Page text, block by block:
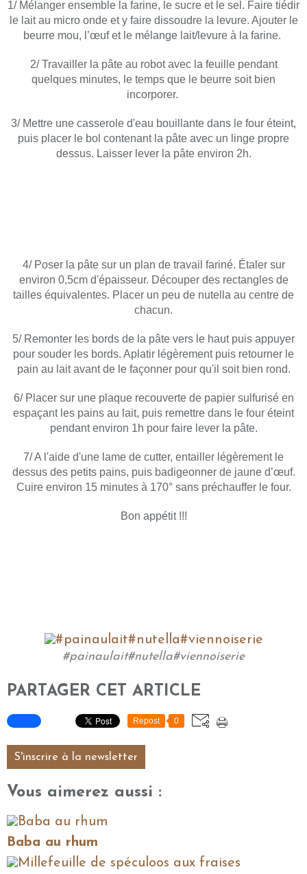
1/ Mélanger ensemble la farine, le sucre et le sel. Faire tiédir
le lait au micro onde et y faire dissoudre la levure. Ajouter le
beurre mou, l’œuf et le mélange lait/levure à la farine.
2/ Travailler la pâte au robot avec la feuille pendant
quelques minutes, le temps que le beurre soit bien
incorporer.
3/ Mettre une casserole d'eau bouillante dans le four éteint,
puis placer le bol contenant la pâte avec un linge propre
dessus. Laisser lever la pâte environ 2h.
4/ Poser la pâte sur un plan de travail fariné. Étaler sur
environ 0,5cm d'épaisseur. Découper des rectangles de
tailles équivalentes. Placer un peu de nutella au centre de
chacun.
5/ Remonter les bords de la pâte vers le haut puis appuyer
pour souder les bords. Aplatir légèrement puis retourner le
pain au lait avant de le façonner pour qu'il soit bien rond.
6/ Placer sur une plaque recouverte de papier sulfurisé en
espaçant les pains au lait, puis remettre dans le four éteint
pendant environ 1h pour faire lever la pâte.
7/ A l'aide d'une lame de cutter, entailler légèrement le
dessus des petits pains, puis badigeonner de jaune d’œuf.
Cuire environ 15 minutes à 170° sans préchauffer le four.
Bon appétit !!!
#painaulait#nutella#viennoiserie
PARTAGER CET ARTICLE
Repost 0
S'inscrire à la newsletter
Vous aimerez aussi :
Baba au rhum